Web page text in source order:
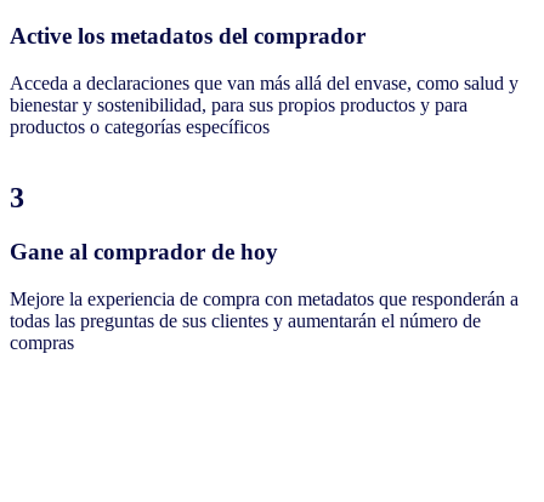
Active los metadatos del comprador
Acceda a declaraciones que van más allá del envase, como salud y
bienestar y sostenibilidad, para sus propios productos y para
productos o categorías específicos
3
Gane al comprador de hoy
Mejore la experiencia de compra con metadatos que responderán a
todas las preguntas de sus clientes y aumentarán el número de
compras